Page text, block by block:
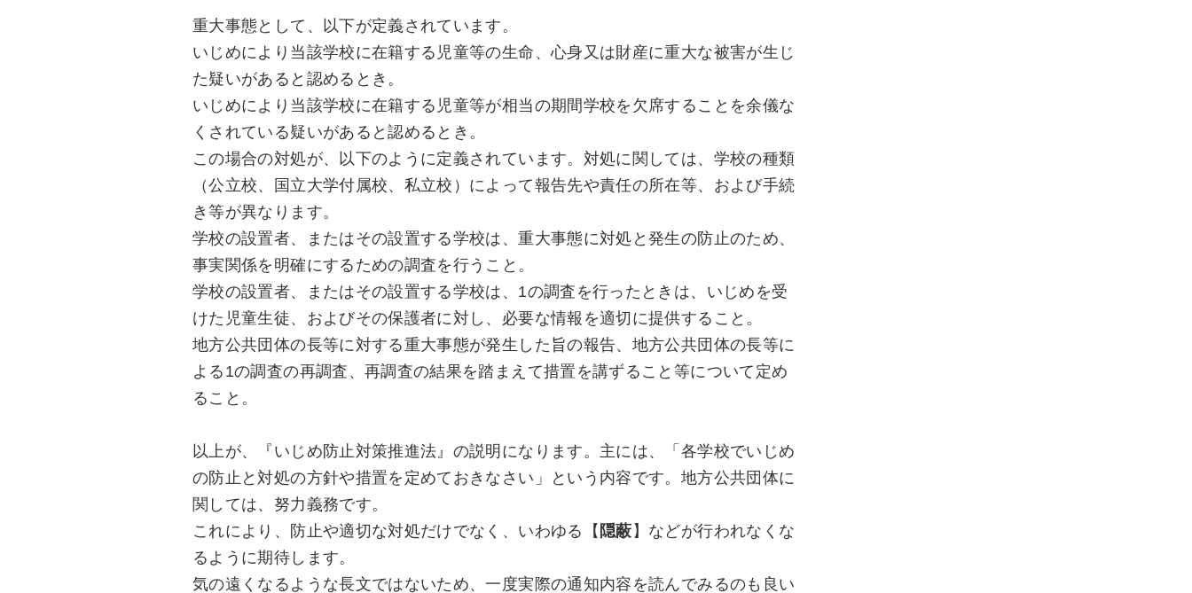
重大事態として、以下が定義されています。
いじめにより当該学校に在籍する児童等の生命、心身又は財産に重大な被害が生じ
た疑いがあると認めるとき。
いじめにより当該学校に在籍する児童等が相当の期間学校を欠席することを余儀な
くされている疑いがあると認めるとき。
この場合の対処が、以下のように定義されています。対処に関しては、学校の種類
（公立校、国立大学付属校、私立校）によって報告先や責任の所在等、および手続
き等が異なります。
学校の設置者、またはその設置する学校は、重大事態に対処と発生の防止のため、
事実関係を明確にするための調査を行うこと。
学校の設置者、またはその設置する学校は、1の調査を行ったときは、いじめを受
けた児童生徒、およびその保護者に対し、必要な情報を適切に提供すること。
地方公共団体の長等に対する重大事態が発生した旨の報告、地方公共団体の長等に
よる1の調査の再調査、再調査の結果を踏まえて措置を講ずること等について定め
ること。
以上が、『いじめ防止対策推進法』の説明になります。主には、「各学校でいじめ
の防止と対処の方針や措置を定めておきなさい」という内容です。地方公共団体に
関しては、努力義務です。
これにより、防止や適切な対処だけでなく、いわゆる【 隠蔽 】などが行われなくな
るように期待します。
気の遠くなるような長文ではないため、一度実際の通知内容を読んでみるのも良い